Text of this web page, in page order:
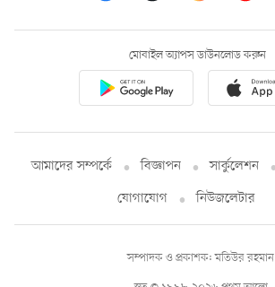
মোবাইল অ্যাপস ডাউনলোড করুন
আমাদের সম্পর্কে বিজ্ঞাপন সার্কুলেশন
যোগাযোগ
নিউজলেটার
সম্পাদক ও প্রকাশক: মতিউর রহমান